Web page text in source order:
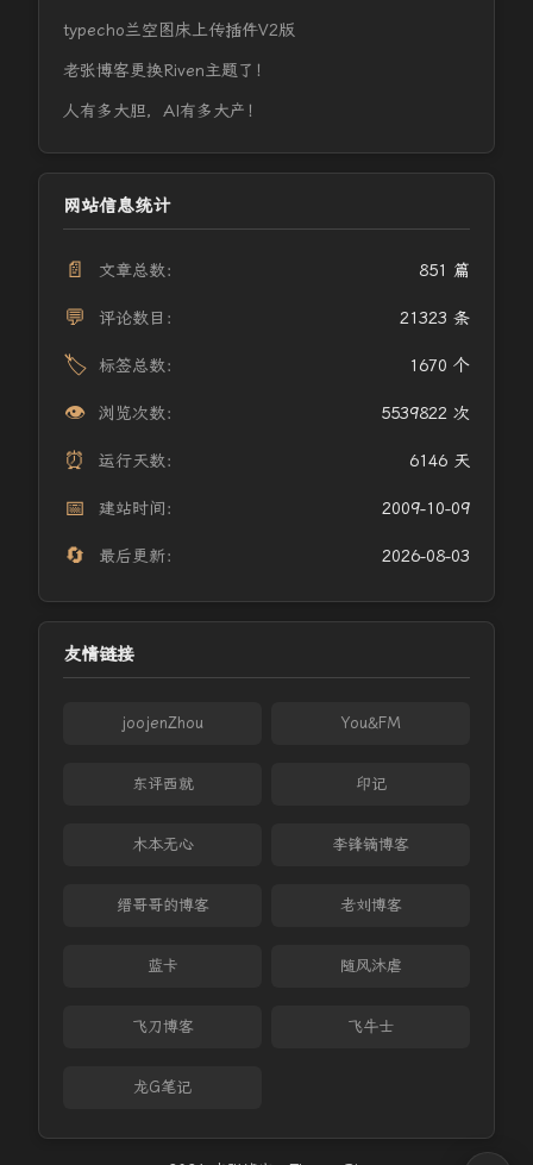
typecho兰空图床上传插件V2版
老张博客更换Riven主题了！
人有多大胆，AI有多大产！
网站信息统计
📄 文章总数： 851 篇
💬 评论数目： 21323 条
🏷️ 标签总数： 1670 个
👁️ 浏览次数： 5539822 次
⏰ 运行天数： 6146 天
📅 建站时间： 2009-10-09
🔄 最后更新： 2026-08-03
友情链接
joojenZhou You&FM
东评西就 印记
木本无心 李锋镝博客
缙哥哥的博客 老刘博客
蓝卡 随风沐虐
飞刀博客 飞牛士
龙G笔记